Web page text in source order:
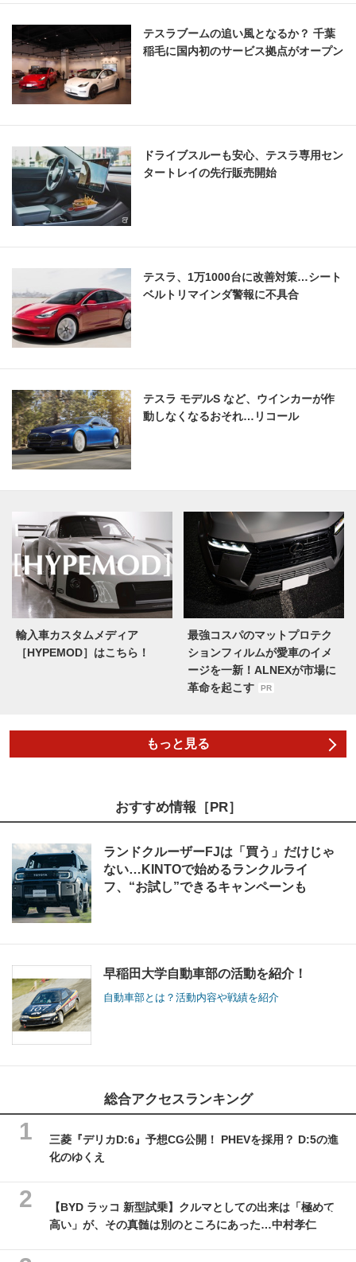
テスラブームの追い風となるか？ 千葉
稲毛に国内初のサービス拠点がオープン
ドライブスルーも安心、テスラ専用セン
タートレイの先行販売開始
テスラ、1万1000台に改善対策…シート
ベルトリマインダ警報に不具合
テスラ モデルS など、ウインカーが作
動しなくなるおそれ…リコール
輸入車カスタムメディア
［HYPEMOD］はこちら！
最強コスパのマットプロテク
ションフィルムが愛車のイメ
ージを一新！ALNEXが市場に
革命を起こす
PR
もっと見る
おすすめ情報［PR］
ランドクルーザーFJは「買う」だけじゃ
ない…KINTOで始めるランクルライ
フ、“お試し”できるキャンペーンも
早稲田大学自動車部の活動を紹介！
自動車部とは？活動内容や戦績を紹介
総合アクセスランキング
三菱『デリカD:6』予想CG公開！ PHEVを採用？ D:5の進
化のゆくえ
【BYD ラッコ 新型試乗】クルマとしての出来は「極めて
高い」が、その真髄は別のところにあった…中村孝仁